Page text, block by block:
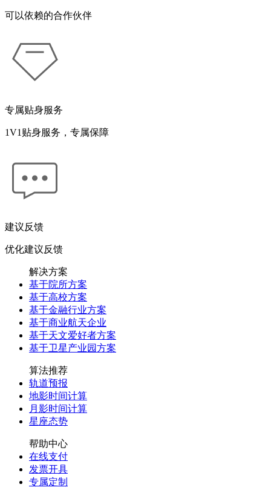
可以依赖的合作伙伴
专属贴身服务
1V1贴身服务，专属保障
建议反馈
优化建议反馈
解决方案
基于院所方案
基于高校方案
基于金融行业方案
基于商业航天企业
基于天文爱好者方案
基于卫星产业园方案
算法推荐
轨道预报
地影时间计算
月影时间计算
星座态势
帮助中心
在线支付
发票开具
专属定制